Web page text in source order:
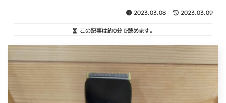
2023.03.08 2023.03.09
この記事は約0分で読めます。